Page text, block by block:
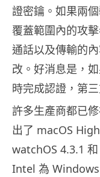
證密鑰。如果兩
覆蓋範圍內的攻
通話以及傳輸的
改。好消息是，
時完成認證，第
許多生產商都已
出了 macOS
watchOS 4.3.1
Intel 為 Windows